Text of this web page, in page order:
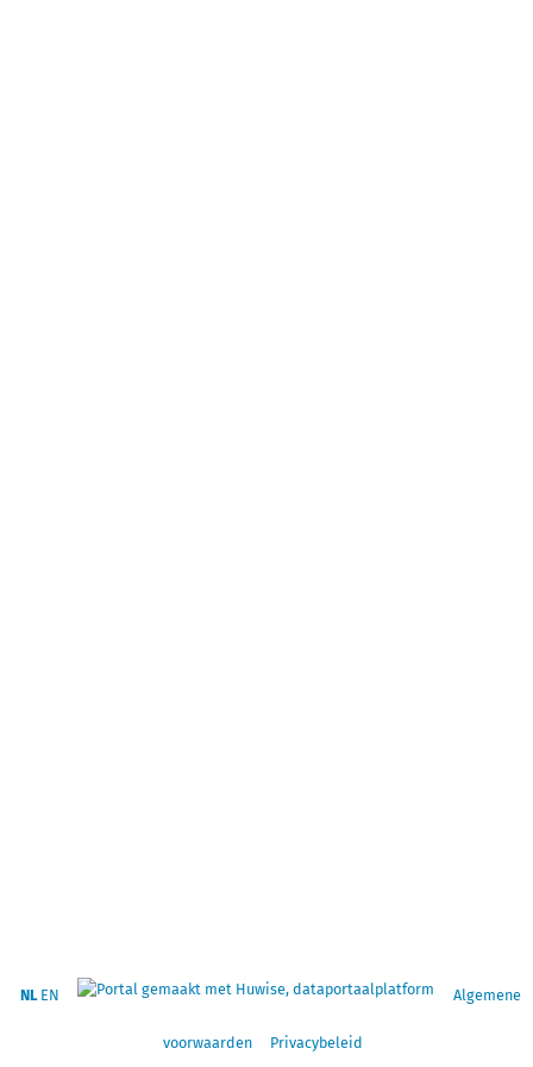
NL EN Algemene
voorwaarden Privacybeleid